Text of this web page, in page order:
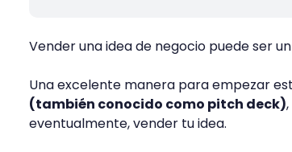
Vender una idea de negocio puede ser
Una excelente manera para empezar
(también conocido como pitch deck)
eventualmente, vender tu idea.